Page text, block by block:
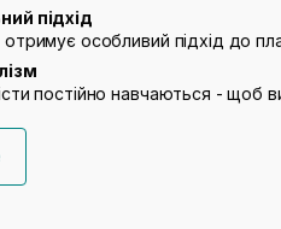
підхід
отримує особливий підхід до
постійно навчаються - щоб